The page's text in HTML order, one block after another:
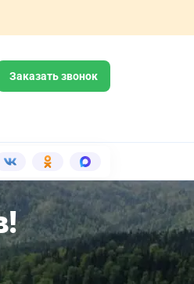
Заказать звонок